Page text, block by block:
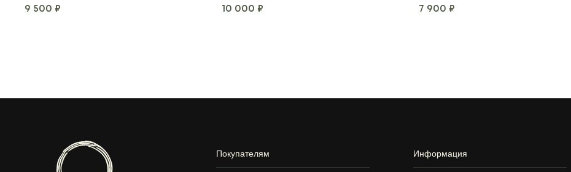
9 500 ₽ 10 000 ₽ 7 900 ₽
Покупателям Информация